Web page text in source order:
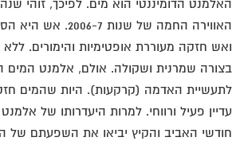
הדומיננטי הוא מים. לפיכך, זוהי שנה
האווירה החמה של שנות
חזקה מעוררת אופטימיות והימורים. ללא
שמרנית ושקולה. אולם, אלמנט המים
האדמה (קרקעות). היות שהמים
האביב והקיץ יביאו את השפעתם של